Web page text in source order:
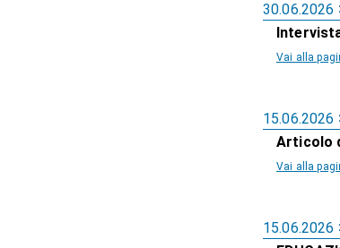
30.06.2026
Vai alla
15.06.2026
Articolo
Vai alla
15.06.2026